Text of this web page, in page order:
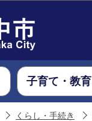
子育て・教育
くらし・手続き